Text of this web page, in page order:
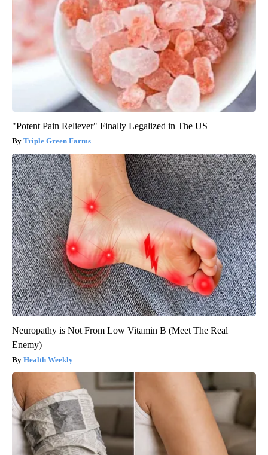
"Potent Pain Reliever" Finally Legalized in The US
Triple Green Farms
Neuropathy is Not From Low Vitamin B (Meet The Real
Enemy)
Health Weekly